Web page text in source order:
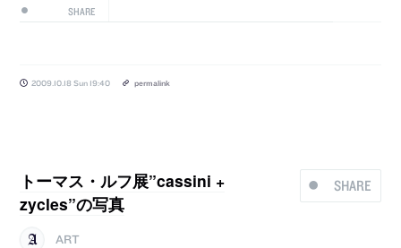
SHARE
2009.10.18 Sun 19:40 permalink
SHARE
トーマス・ルフ展”cassini +
zycles”の写真
ART